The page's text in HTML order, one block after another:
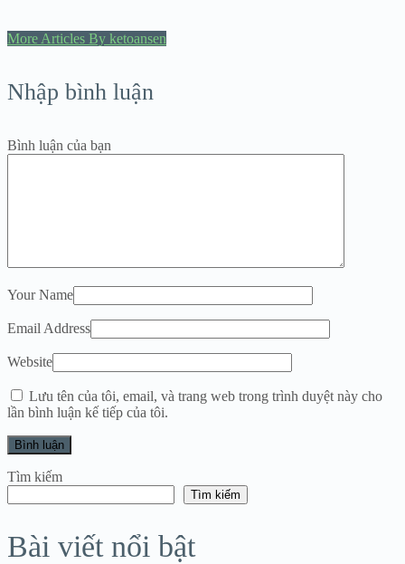
More Articles By ketoansen
Nhập bình luận
Bình luận của bạn
Your Name
Email Address
Website
Lưu tên của tôi, email, và trang web trong trình duyệt này cho
lần bình luận kế tiếp của tôi.
Tìm kiếm
Tìm kiếm
Bài viết nổi bật